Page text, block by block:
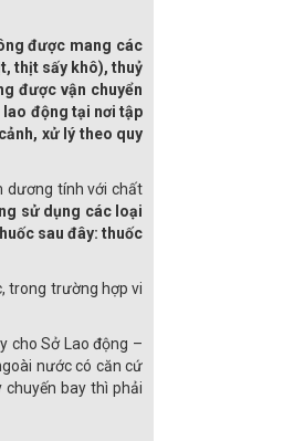
được mang các
thịt sấy khô), thuỷ
được vận chuyển
động tại nơi tập
xử lý theo quy
dương tính với chất
sử dụng các loại
sau đây: thuốc
trong trường hợp vi
cho Sở Lao động –
nước có căn cứ
bay thì phải